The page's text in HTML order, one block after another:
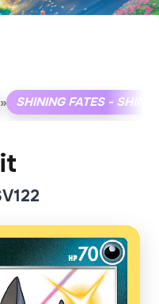
» SHINING FATES - SHINY